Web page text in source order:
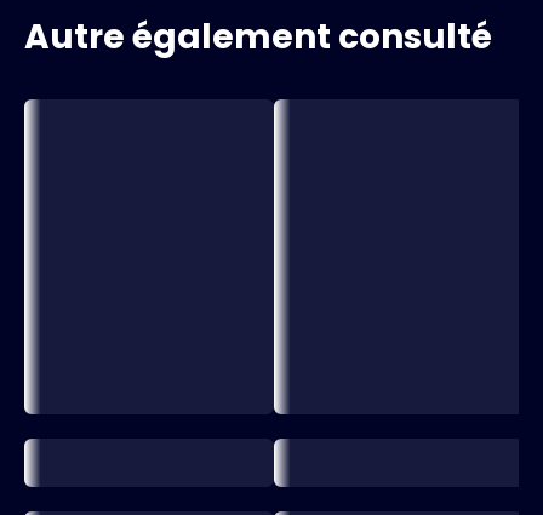
Autre également consulté